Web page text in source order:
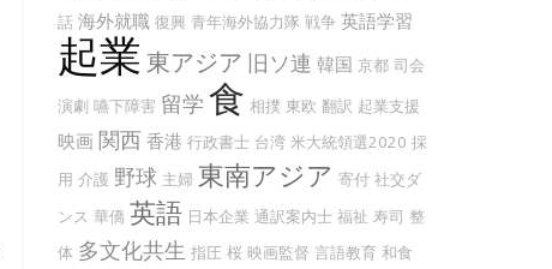
話 海外就職 復興 青年海外協力隊 戦争 英語学習
起業 東アジア 旧ソ連 韓国 京都 司会
演劇 嚥下障害 留学 食 相撲 東欧 翻訳 起業支援
映画 関西 香港 行政書士 台湾 米大統領選2020 採
用 介護 野球 主婦 東南アジア 寄付 社交ダ
ンス 華僑 英語 日本企業 通訳案内士 福祉 寿司 整
体 多文化共生 指圧 桜 映画監督 言語教育 和食